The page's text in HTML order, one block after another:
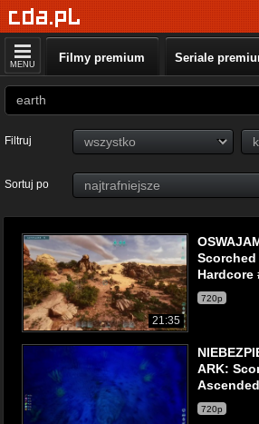
MENU Filmy premium Seriale
Filtruj
Sortuj po
21:35
Scorched
Hardcore
720p
ARK:
720p